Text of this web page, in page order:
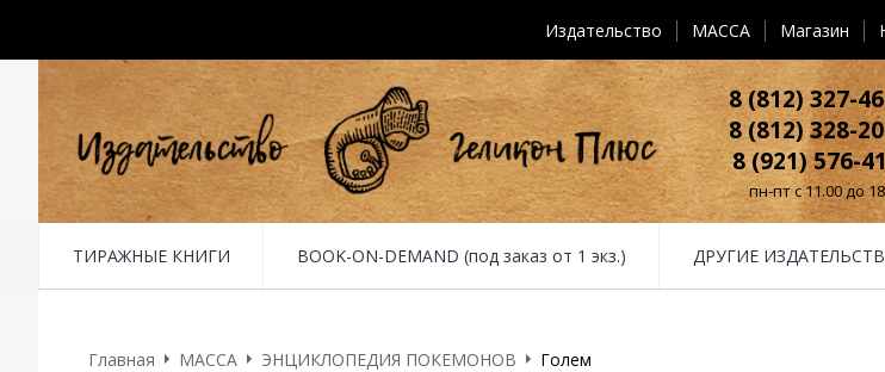
Издательство MACCA Магазин
8 (812) 327-
8 (812) 328-
8 (921) 576-
пн-пт с 11.00 до
ТИРАЖНЫЕ КНИГИ BOOK-ON-DEMAND (под заказ от 1 экз.) ДРУГИЕ
Главная MACCA ЭНЦИКЛОПЕДИЯ ПОКЕМОНОВ Голем